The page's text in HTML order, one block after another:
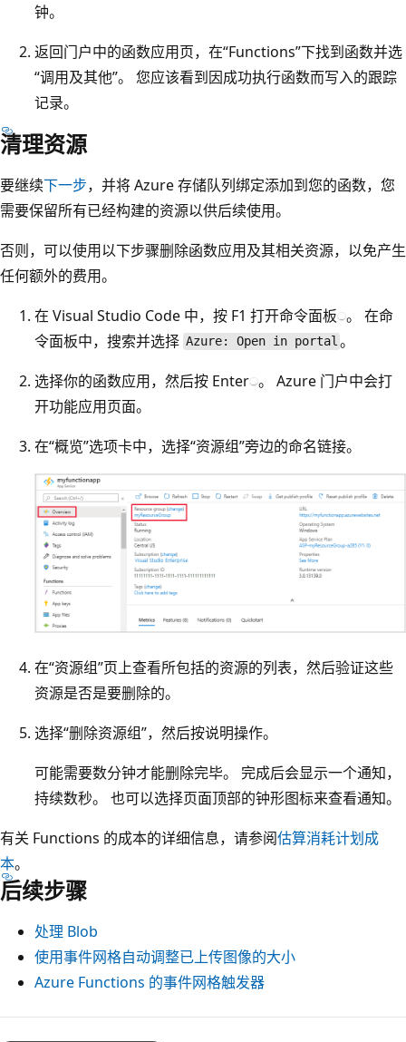
钟。
返回门户中的函数应用页，在“Functions”下找到函数并选
“调用及其他”。 您应该看到因成功执行函数而写入的跟踪
记录。
清理资源
要继续下一步，并将 Azure 存储队列绑定添加到您的函数，您
需要保留所有已经构建的资源以供后续使用。
否则，可以使用以下步骤删除函数应用及其相关资源，以免产生
任何额外的费用。
在 Visual Studio Code 中，按 F1 打开命令面板 。 在命
令面板中，搜索并选择 Azure: Open in portal 。
选择你的函数应用，然后按 Enter 。 Azure 门户中会打
开功能应用页面。
在“概览”选项卡中，选择“资源组”旁边的命名链接。
在“资源组”页上查看所包括的资源的列表，然后验证这些
资源是否是要删除的。
选择“删除资源组”，然后按说明操作。
可能需要数分钟才能删除完毕。 完成后会显示一个通知，
持续数秒。 也可以选择页面顶部的钟形图标来查看通知。
有关 Functions 的成本的详细信息，请参阅估算消耗计划成
本。
后续步骤
处理 Blob
使用事件网格自动调整已上传图像的大小
Azure Functions 的事件网格触发器